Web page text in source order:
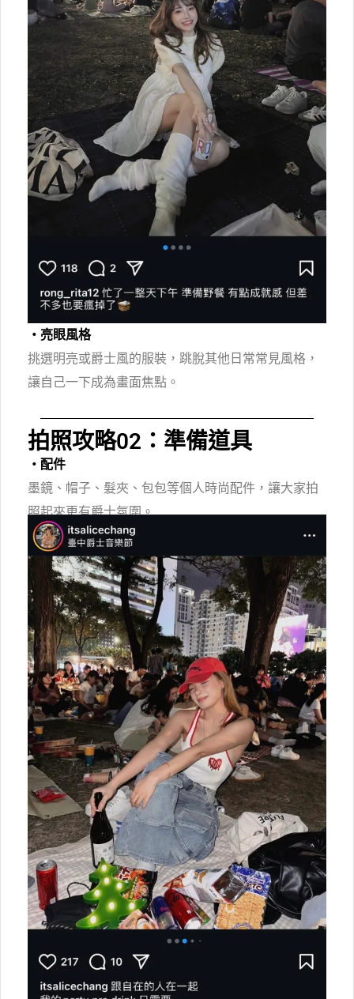
・亮眼風格
挑選明亮或爵士風的服裝，跳脫其他日常常見風格，
讓自己一下成為畫面焦點。
拍照攻略02：準備道具
・配件
墨鏡、帽子、髮夾、包包等個人時尚配件，讓大家拍
照起來更有爵士氛圍。